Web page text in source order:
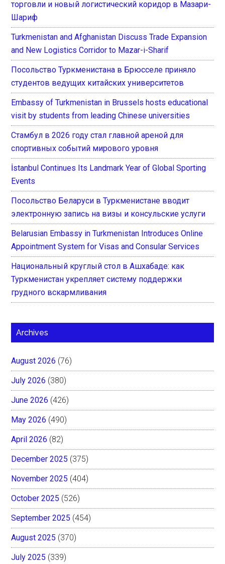
торговли и новый логистический коридор в Мазари-
Шариф
Turkmenistan and Afghanistan Discuss Trade Expansion
and New Logistics Corridor to Mazar-i-Sharif
Посольство Туркменистана в Брюсселе приняло
студентов ведущих китайских университетов
Embassy of Turkmenistan in Brussels hosts educational
visit by students from leading Chinese universities
Стамбул в 2026 году стал главной ареной для
спортивных событий мирового уровня
İstanbul Continues Its Landmark Year of Global Sporting
Events
Посольство Беларуси в Туркменистане вводит
электронную запись на визы и консульские услуги
Belarusian Embassy in Turkmenistan Introduces Online
Appointment System for Visas and Consular Services
Национальный круглый стол в Ашхабаде: как
Туркменистан укрепляет систему поддержки
грудного вскармливания
Archives
August 2026 (76)
July 2026 (380)
June 2026 (426)
May 2026 (490)
April 2026 (82)
December 2025 (375)
November 2025 (404)
October 2025 (526)
September 2025 (454)
August 2025 (370)
July 2025 (339)